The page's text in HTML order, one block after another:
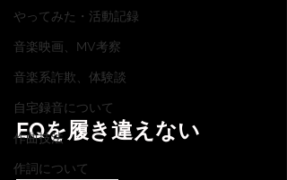
やってみた・活動記録
音楽映画、MV考察
音楽系詐欺、体験談
自宅録音について
作曲技法
作詞について
EQを履き違えない